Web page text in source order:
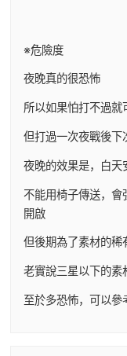
※危險度
夜晚真的很恐怖
所以如果怕打不過
但打過一次夜戰後下
夜晚的效果是，白天
不能用椅子傳送，會
開啟
但後期為了素材的稀
老實說三星以下的素
至於多恐怖，可以參